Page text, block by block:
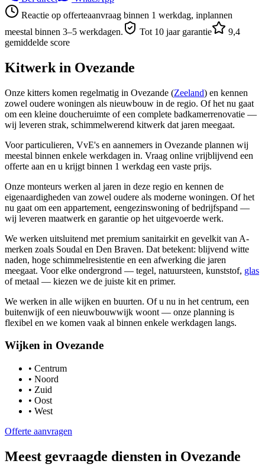
Reactie op offerteaanvraag binnen 1 werkdag, inplannen
meestal binnen 3–5 werkdagen.
Tot 10 jaar garantie
9,4
gemiddelde score
Kitwerk in Ovezande
Onze kitters komen regelmatig in Ovezande (Zeeland) en kennen
zowel oudere woningen als nieuwbouw in de regio. Of het nu gaat
om een kleine doucheruimte of een complete badkamerrenovatie —
wij leveren strak, schimmelwerend kitwerk dat jaren meegaat.
Voor particulieren, VvE's en aannemers in Ovezande plannen wij
meestal binnen enkele werkdagen in. Vraag online vrijblijvend een
offerte aan en u krijgt binnen 1 werkdag een vaste prijs.
Onze monteurs werken al jaren in deze regio en kennen de
eigenaardigheden van zowel oudere als moderne woningen. Of het
nu gaat om een appartement, eengezinswoning of bedrijfspand —
wij leveren maatwerk en garantie op het uitgevoerde werk.
We werken uitsluitend met premium sanitairkit en gevelkit van A-
merken zoals Soudal en Den Braven. Dat betekent: blijvend witte
naden, hoge schimmelresistentie en een afwerking die jaren
meegaat. Voor elke ondergrond — tegel, natuursteen, kunststof, glas
of metaal — kiezen we de juiste kit en primer.
We werken in alle wijken en buurten. Of u nu in het centrum, een
buitenwijk of een nieuwbouwwijk woont — onze planning is
flexibel en we komen vaak al binnen enkele werkdagen langs.
Wijken in Ovezande
• Centrum
• Noord
• Zuid
• Oost
• West
Offerte aanvragen
Meest gevraagde diensten in Ovezande